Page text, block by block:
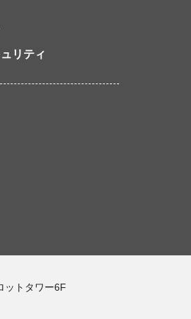
リティ
ットタワー6F